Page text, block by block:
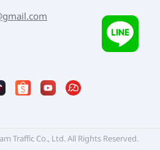
Traffic Co., Ltd. All Rights Reserved.